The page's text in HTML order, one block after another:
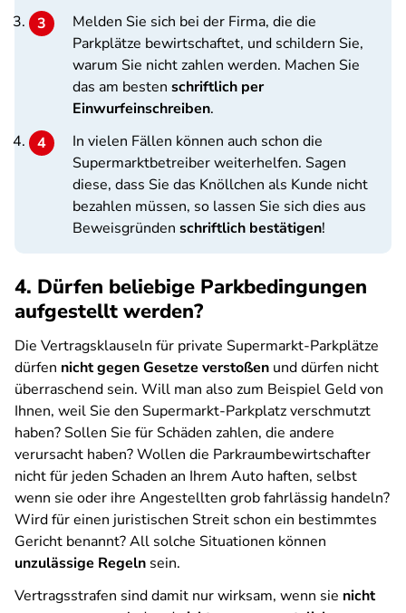
Melden Sie sich bei der Firma, die die
Parkplätze bewirtschaftet, und schildern Sie,
warum Sie nicht zahlen werden. Machen Sie
das am besten schriftlich per
Einwurfeinschreiben.
In vielen Fällen können auch schon die
Supermarktbetreiber weiterhelfen. Sagen
diese, dass Sie das Knöllchen als Kunde nicht
bezahlen müssen, so lassen Sie sich dies aus
Beweisgründen schriftlich bestätigen!
4. Dürfen beliebige Parkbedingungen
aufgestellt werden?
Die Vertragsklauseln für private Supermarkt-Parkplätze
dürfen nicht gegen Gesetze verstoßen und dürfen nicht
überraschend sein. Will man also zum Beispiel Geld von
Ihnen, weil Sie den Supermarkt-Parkplatz verschmutzt
haben? Sollen Sie für Schäden zahlen, die andere
verursacht haben? Wollen die Parkraumbewirtschafter
nicht für jeden Schaden an Ihrem Auto haften, selbst
wenn sie oder ihre Angestellten grob fahrlässig handeln?
Wird für einen juristischen Streit schon ein bestimmtes
Gericht benannt? All solche Situationen können
unzulässige Regeln sein.
Vertragsstrafen sind damit nur wirksam, wenn sie nicht